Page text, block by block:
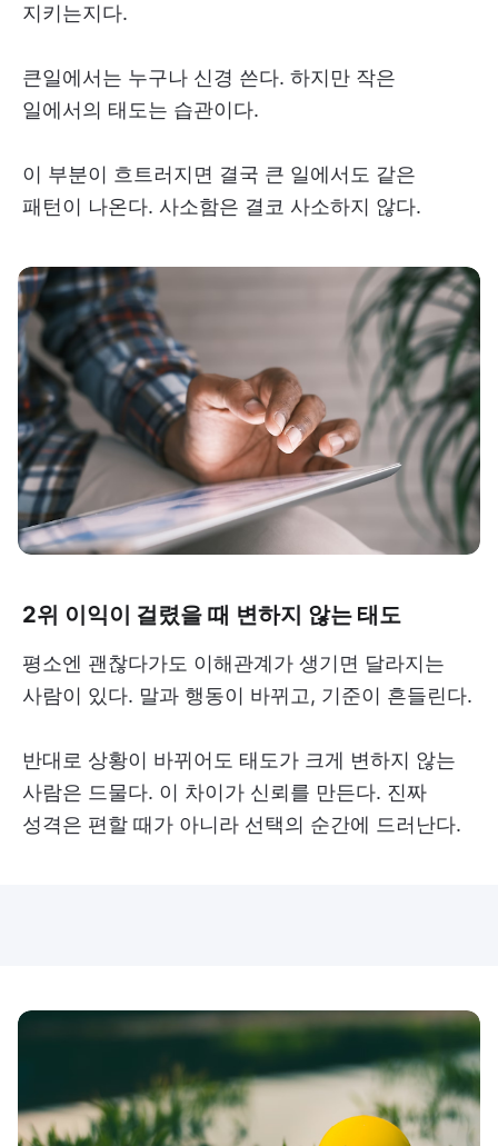
지키는지다.
큰일에서는 누구나 신경 쓴다. 하지만 작은
일에서의 태도는 습관이다.
이 부분이 흐트러지면 결국 큰 일에서도 같은
패턴이 나온다. 사소함은 결코 사소하지 않다.
2위 이익이 걸렸을 때 변하지 않는 태도
평소엔 괜찮다가도 이해관계가 생기면 달라지는
사람이 있다. 말과 행동이 바뀌고, 기준이 흔들린다.
반대로 상황이 바뀌어도 태도가 크게 변하지 않는
사람은 드물다. 이 차이가 신뢰를 만든다. 진짜
성격은 편할 때가 아니라 선택의 순간에 드러난다.